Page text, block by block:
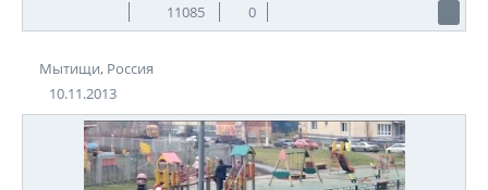
11085 0
Мытищи, Россия
10.11.2013